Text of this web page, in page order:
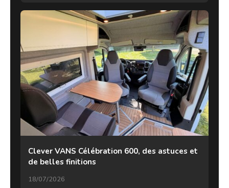
Clever VANS Célébration 600, des astuces et
de belles finitions
18/07/2026